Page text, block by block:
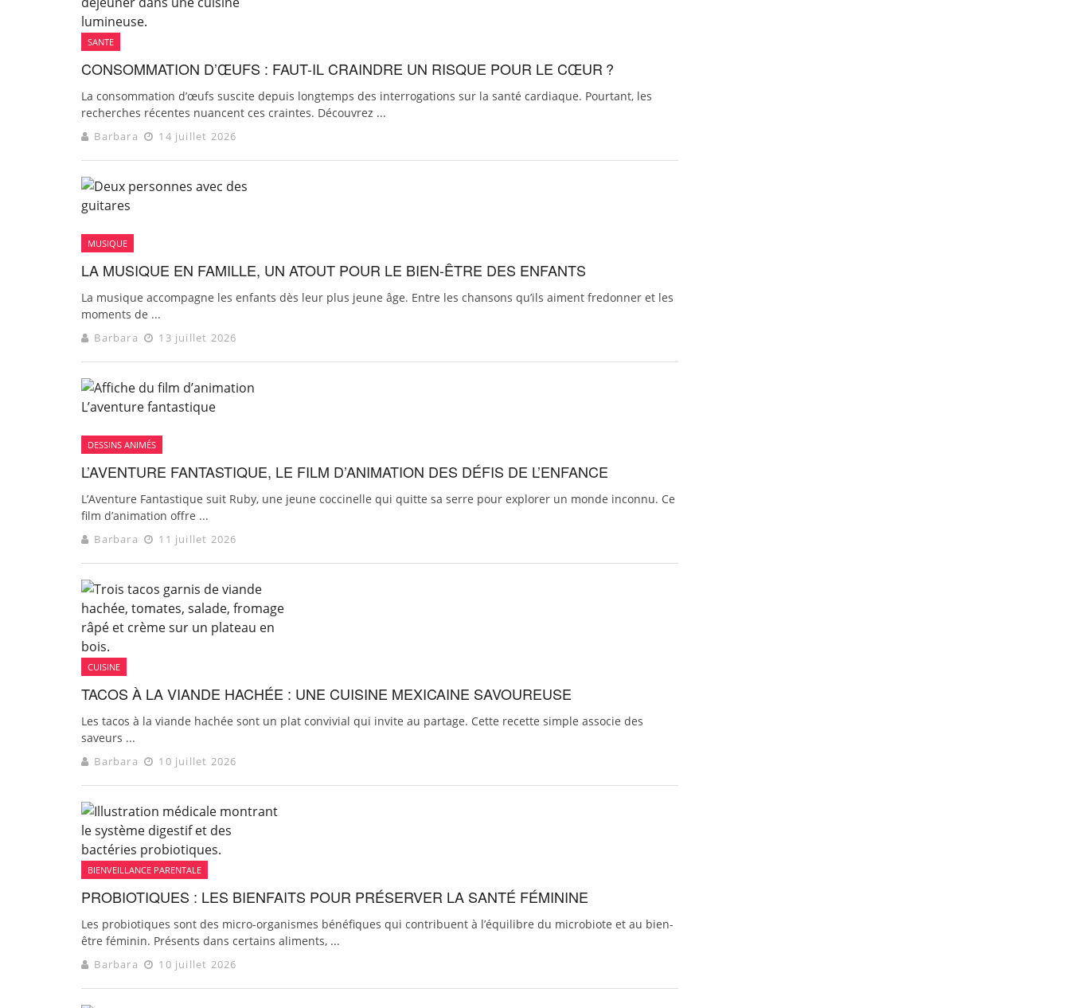
SANTE
CONSOMMATION D’ŒUFS : FAUT-IL CRAINDRE UN RISQUE POUR LE CŒUR ?
La consommation d’œufs suscite depuis longtemps des interrogations sur la santé cardiaque. Pourtant, les
recherches récentes nuancent ces craintes. Découvrez ...
Barbara 14 juillet 2026
MUSIQUE
LA MUSIQUE EN FAMILLE, UN ATOUT POUR LE BIEN-ÊTRE DES ENFANTS
La musique accompagne les enfants dès leur plus jeune âge. Entre les chansons qu’ils aiment fredonner et les
moments de ...
Barbara 13 juillet 2026
DESSINS ANIMÉS
L’AVENTURE FANTASTIQUE, LE FILM D’ANIMATION DES DÉFIS DE L’ENFANCE
L’Aventure Fantastique suit Ruby, une jeune coccinelle qui quitte sa serre pour explorer un monde inconnu. Ce
film d’animation offre ...
Barbara 11 juillet 2026
CUISINE
TACOS À LA VIANDE HACHÉE : UNE CUISINE MEXICAINE SAVOUREUSE
Les tacos à la viande hachée sont un plat convivial qui invite au partage. Cette recette simple associe des
saveurs ...
Barbara 10 juillet 2026
BIENVEILLANCE PARENTALE
PROBIOTIQUES : LES BIENFAITS POUR PRÉSERVER LA SANTÉ FÉMININE
Les probiotiques sont des micro-organismes bénéfiques qui contribuent à l’équilibre du microbiote et au bien-
être féminin. Présents dans certains aliments, ...
Barbara 10 juillet 2026